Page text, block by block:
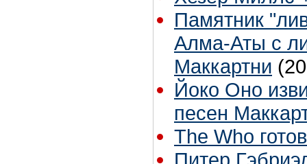
Памятник
Алма-Аты с
Маккартни
Йоко Оно
песен
The Who
Питер